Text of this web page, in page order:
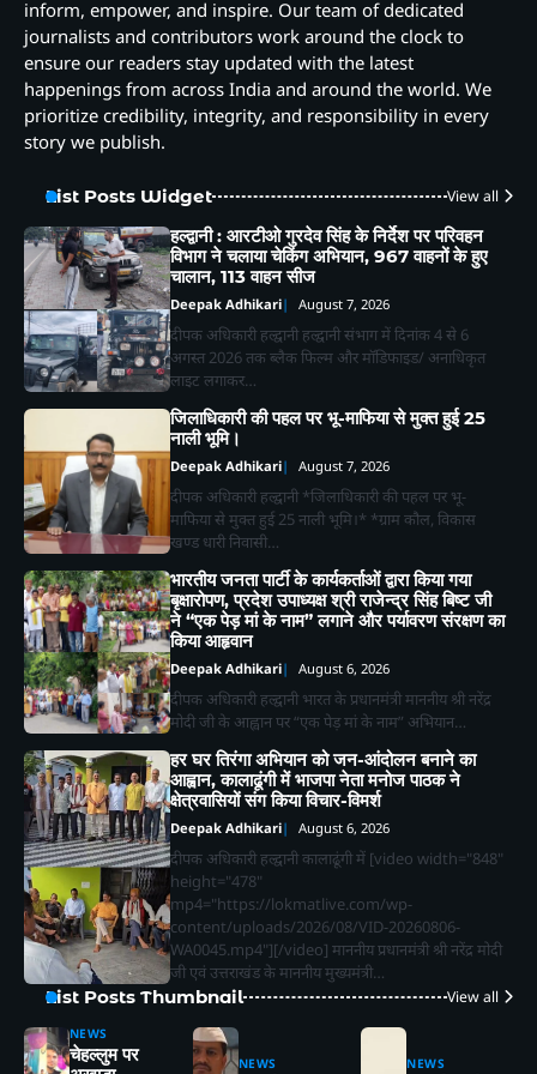
inform, empower, and inspire. Our team of dedicated
journalists and contributors work around the clock to
ensure our readers stay updated with the latest
happenings from across India and around the world. We
prioritize credibility, integrity, and responsibility in every
story we publish.
List Posts Widget View all
हल्द्वानी : आरटीओ गुरदेव सिंह के निर्देश पर परिवहन
विभाग ने चलाया चेकिंग अभियान, 967 वाहनों के हुए
चालान, 113 वाहन सीज
Deepak Adhikari August 7, 2026
दीपक अधिकारी हल्द्वानी हल्द्वानी संभाग में दिनांक 4 से 6
अगस्त 2026 तक ब्लैक फिल्म और मॉडिफाइड/ अनाधिकृत
लाइट लगाकर…
जिलाधिकारी की पहल पर भू-माफिया से मुक्त हुई 25
नाली भूमि।
Deepak Adhikari August 7, 2026
दीपक अधिकारी हल्द्वानी *जिलाधिकारी की पहल पर भू-
माफिया से मुक्त हुई 25 नाली भूमि।* *ग्राम कौल, विकास
खण्ड धारी निवासी…
भारतीय जनता पार्टी के कार्यकर्ताओं द्वारा किया गया
बृक्षारोपण, प्रदेश उपाध्यक्ष श्री राजेन्द्र सिंह बिष्ट जी
ने “एक पेड़ मां के नाम” लगाने और पर्यावरण संरक्षण का
किया आहृवान
Deepak Adhikari August 6, 2026
दीपक अधिकारी हल्द्वानी भारत के प्रधानमंत्री माननीय श्री नरेंद्र
मोदी जी के आह्वान पर “एक पेड़ मां के नाम” अभियान…
हर घर तिरंगा अभियान को जन-आंदोलन बनाने का
आह्वान, कालाढूंगी में भाजपा नेता मनोज पाठक ने
क्षेत्रवासियों संग किया विचार-विमर्श
Deepak Adhikari August 6, 2026
दीपक अधिकारी हल्द्वानी कालाढूंगी में [video width="848"
height="478"
mp4="https://lokmatlive.com/wp-
content/uploads/2026/08/VID-20260806-
WA0045.mp4"][/video] माननीय प्रधानमंत्री श्री नरेंद्र मोदी
जी एवं उत्तराखंड के माननीय मुख्यमंत्री…
List Posts Thumbnail View all
NEWS
चेहल्लुम पर
NEWS NEWS